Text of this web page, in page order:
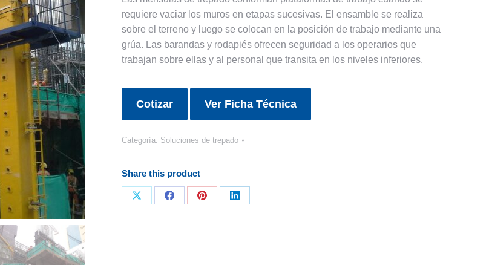
requiere vaciar los muros en etapas sucesivas. El ensamble se realiza
sobre el terreno y luego se colocan en la posición de trabajo mediante una
grúa. Las barandas y rodapiés ofrecen seguridad a los operarios que
trabajan sobre ellas y al personal que transita en los niveles inferiores.
Cotizar Ver Ficha Técnica
Categoría: Soluciones de trepado
Share this product
Share
Share
Share
Share